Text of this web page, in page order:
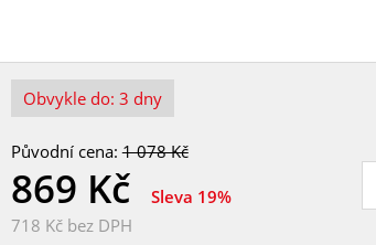
Obvykle do: 3 dny
Původní cena:1 078 Kč
869 Kč
Sleva 19%
718 Kčbez DPH